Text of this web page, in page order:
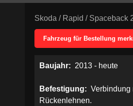
Skoda / Rapid / Spaceback
Fahrzeug für Bestellung
Baujahr: 2013 - heute
Befestigung: Verbindung
Rückenlehnen.